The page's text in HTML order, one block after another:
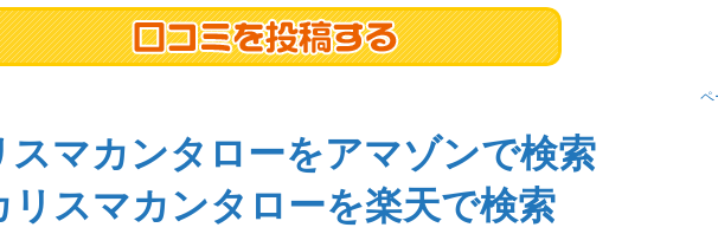
ペ
スマカンタローをアマゾンで検索
リスマカンタローを楽天で検索